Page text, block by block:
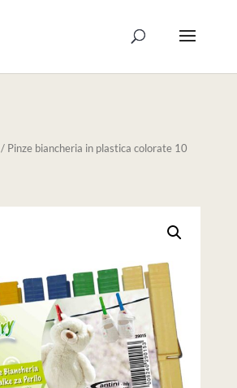
/ Pinze biancheria in plastica colorate 10